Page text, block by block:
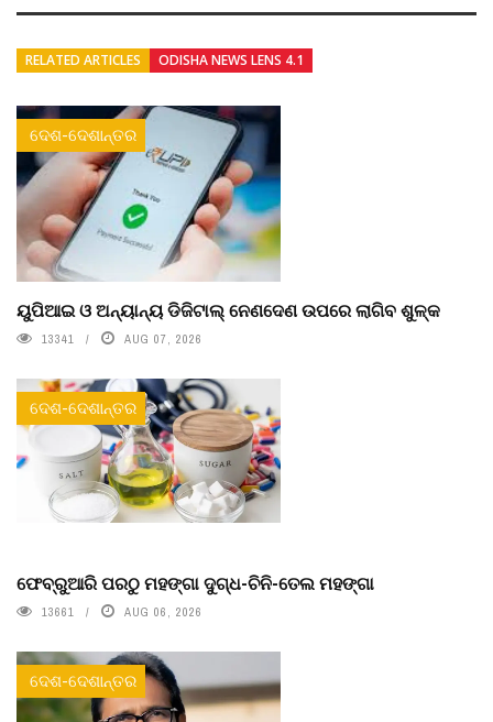
RELATED ARTICLES ODISHA NEWS LENS 4.1
ଦେଶ-ଦେଶାନ୍ତର
ୟୁପିଆଇ ଓ ଅନ୍ୟାନ୍ୟ ଡିଜିଟାଲ୍ ନେଣଦେଣ ଉପରେ ଲାଗିବ ଶୁଳ୍କ
13341 AUG 07, 2026
ଦେଶ-ଦେଶାନ୍ତର
ଫେବ୍ରୁଆରି ପରଠୁ ମହଙ୍ଗା ଦୁଗ୍ଧ-ଚିନି-ତେଲ ମହଙ୍ଗା
13661 AUG 06, 2026
ଦେଶ-ଦେଶାନ୍ତର